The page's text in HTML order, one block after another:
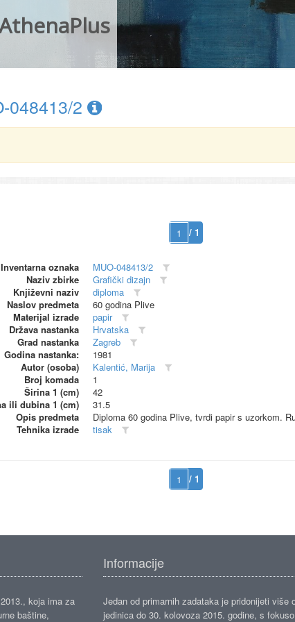
048413/2
/ 1
Inventarna oznaka
MUO-048413/2
Naziv zbirke
Grafički dizajn
Književni naziv
diploma
Naslov predmeta
60 godina Plive
Materijal izrade
papir
Država nastanka
Hrvatska
Grad nastanka
Zagreb
Godina nastanka:
1981
Autor (osoba)
Kalentić, Marija
Broj komada
1
Širina 1 (cm)
42
ili dubina 1 (cm)
31.5
Opis predmeta
Diploma 60 godina Plive, tvrdi papir s uzorkom.
Tehnika izrade
tisak
/ 1
koja ima za
baštine,
Informacije
Jedan od primarnih zadataka je pridonijeti više
jedinica do 30. kolovoza 2015. godine, s